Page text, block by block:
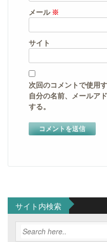
メール ※
サイト
次回のコメントで使用
自分の名前、メールア
する。
サイト内検索